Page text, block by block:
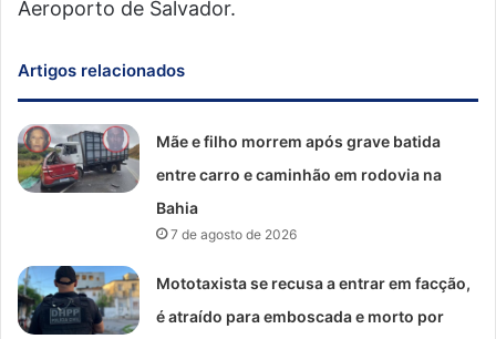
Aeroporto de Salvador.
Artigos relacionados
Mãe e filho morrem após grave batida
entre carro e caminhão em rodovia na
Bahia
7 de agosto de 2026
Mototaxista se recusa a entrar em facção,
é atraído para emboscada e morto por